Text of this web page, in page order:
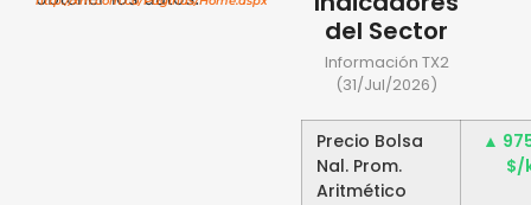
del Sector
Información TX2
(31/Jul/2026)
Precio Bolsa
Nal. Prom.
Aritmético
▲
$/